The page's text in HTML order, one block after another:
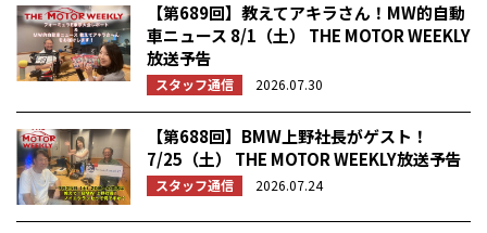
【第689回】教えてアキラさん！MW的自動
車ニュース 8/1（土） THE MOTOR WEEKLY
放送予告
スタッフ通信 2026.07.30
【第688回】BMW上野社長がゲスト！
7/25（土） THE MOTOR WEEKLY放送予告
スタッフ通信 2026.07.24